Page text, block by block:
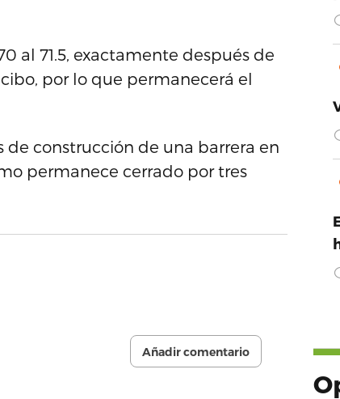
al 71.5, exactamente después de
por lo que permanecerá el
de construcción de una barrera en
permanece cerrado por tres
Añadir comentario